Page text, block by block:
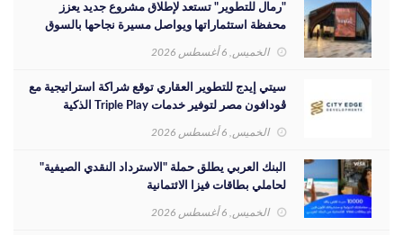
"رمال للتطوير" تستعد لإطلاق مشروع جديد يعزز
محفظة استثماراتها ويواصل مسيرة نجاحها بالسوق
الخميس, 6 أغسطس 2026
سيتي إيدج للتطوير العقاري توقع شراكة استراتيجية مع
ڤودافون مصر لتوفير خدمات Triple Play الذكية
بمشروع داون تاون بمدينة العلمين الجديدة
الخميس, 6 أغسطس 2026
البنك العربي يطلق حملة "الاسترداد النقدي الصيفية"
لحاملي بطاقات فيزا الائتمانية
الخميس, 6 أغسطس 2026